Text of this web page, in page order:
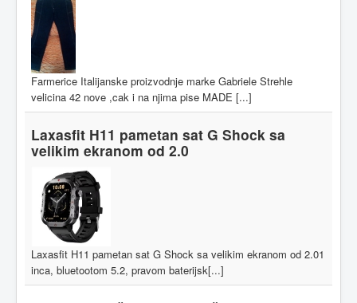
Farmerice Italijanske proizvodnje marke Gabriele Strehle
velicina 42 nove ,cak i na njima pise MADE [...]
Laxasfit H11 pametan sat G Shock sa
velikim ekranom od 2.0
Laxasfit H11 pametan sat G Shock sa velikim ekranom od 2.01
inca, bluetootom 5.2, pravom baterijsk[...]